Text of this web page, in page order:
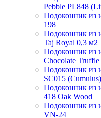
Pebble PL848
Подоконник из
198
Подоконник из
Taj Royal 0,3 м2
Подоконник из
Chocolate Truffle
Подоконник из
SC015 (Cumulus)
Подоконник из
418 Oak Wood
Подоконник из
VN-24